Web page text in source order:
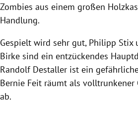
Zombies aus einem großen
Handlung.
Gespielt wird sehr gut, Philipp Stix
Birke sind ein entzückendes
Randolf Destaller ist ein
Bernie Feit räumt als volltrunkener
ab.